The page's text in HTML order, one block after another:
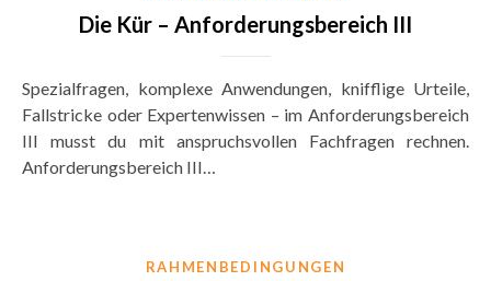
Die Kür – Anforderungsbereich III
Spezialfragen, komplexe Anwendungen, knifflige Urteile,
Fallstricke oder Expertenwissen – im Anforderungsbereich
III musst du mit anspruchsvollen Fachfragen rechnen.
Anforderungsbereich III…
RAHMENBEDINGUNGEN